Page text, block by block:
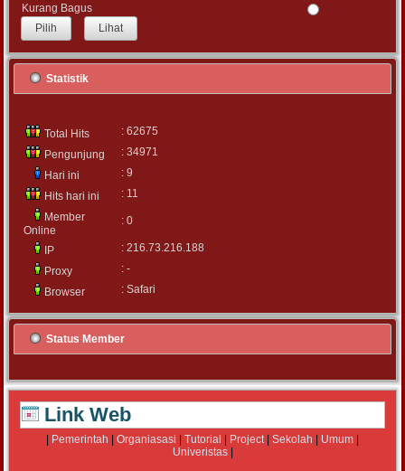
Kurang Bagus
Lihat
Statistik
Total Hits
: 62675
Pengunjung
: 34971
Hari ini
: 9
Hits hari ini
: 11
Member
Online
: 0
IP
: 216.73.216.188
Proxy
: -
Browser
: Safari
Status Member
Link Web
Pemerintah Organiasasi Tutorial Project| Sekolah Umum
Univeristas|